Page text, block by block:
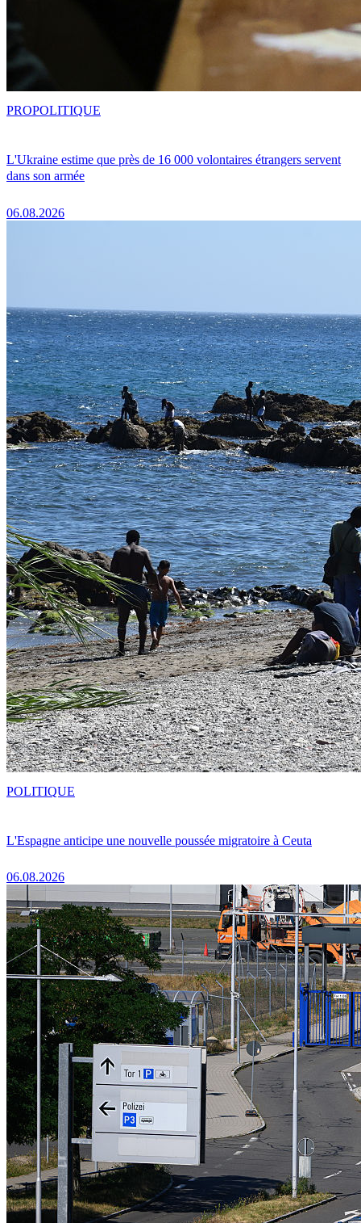
L'Ukraine estime que près de 16 000 volontaires étrangers servent
dans son armée
06.08.2026
PROPOLITIQUE
L'Espagne anticipe une nouvelle poussée migratoire à Ceuta
06.08.2026
POLITIQUE